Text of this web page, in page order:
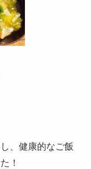
、健康的なご飯
！